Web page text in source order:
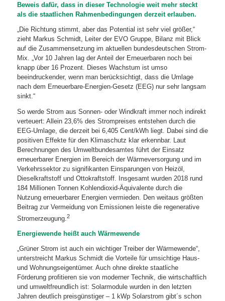
Beweis dafür, dass in dieser Technologie weit mehr steckt
als die staatlichen Rahmenbedingungen derzeit erlauben.
„Die Richtung stimmt, aber das Potential ist sehr viel größer,“
zieht Markus Schmidt, Leiter der EVO Gruppe, Bilanz mit Blick
auf die Zusammensetzung im aktuellen bundesdeutschen Strom-
Mix. „Vor 10 Jahren lag der Anteil der Erneuerbaren noch bei
knapp über 16 Prozent. Dieses Wachstum ist umso
beeindruckender, wenn man berücksichtigt, dass die Umlage
nach dem Erneuerbare-Energien-Gesetz (EEG) nur sehr langsam
sinkt.“
So werde Strom aus Sonnen- oder Windkraft immer noch indirekt
verteuert: Allein 23,6% des Strompreises entstehen durch die
EEG-Umlage, die derzeit bei 6,405 Cent/kWh liegt. Dabei sind die
positiven Effekte für den Klimaschutz klar erkennbar. Laut
Berechnungen des Umweltbundesamtes führt der Einsatz
erneuerbarer Energien im Bereich der Wärmeversorgung und im
Verkehrssektor zu signifikanten Einsparungen von Heizöl,
Dieselkraftstoff und Ottokraftstoff. Insgesamt wurden 2018 rund
184 Millionen Tonnen Kohlendioxid-Äquivalente durch die
Nutzung erneuerbarer Energien vermieden. Den weitaus größten
Beitrag zur Vermeidung von Emissionen leiste die regenerative
Stromerzeugung. 2
Energiewende heißt auch Wärmewende
„Grüner Strom ist auch ein wichtiger Treiber der Wärmewende“,
unterstreicht Markus Schmidt die Vorteile für umsichtige Haus-
und Wohnungseigentümer. Auch ohne direkte staatliche
Förderung profitieren sie von moderner Technik, die wirtschaftlich
und umweltfreundlich ist: Solarmodule wurden in den letzten
Jahren deutlich preisgünstiger – 1 kWp Solarstrom gibt´s schon